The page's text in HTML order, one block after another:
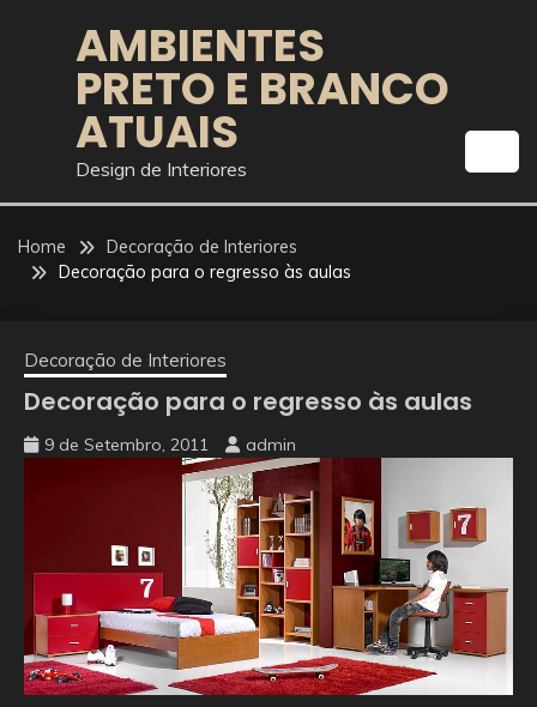
AMBIENTES
PRETO E BRANCO
ATUAIS
Design de Interiores
Home
Decoração de Interiores
Decoração para o regresso às aulas
Decoração de Interiores
Decoração para o regresso às aulas
9 de Setembro, 2011 admin